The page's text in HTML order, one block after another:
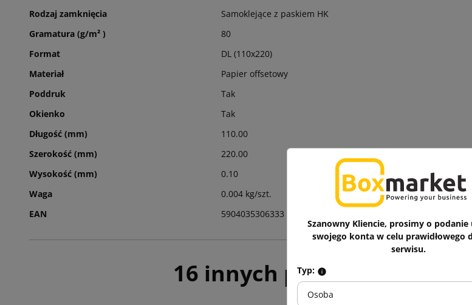
Rodzaj zamknięcia
Samoklejące z paskiem HK
Gramatura (g/m² )
80
Format
DL (110x220)
Materiał
Papier offsetowy
Poddruk
Tak
Okienko
Tak
Długość (mm)
110.00
Szerokość (mm)
220.00
Wysokość (mm)
0.10
Waga
0.004 kg/szt.
EAN
5904035306333
16 innych produktów w tej
Szanowny Kliencie, prosimy o podanie
swojego konta w celu prawidłowego
serwisu.
Typ:
Osoba